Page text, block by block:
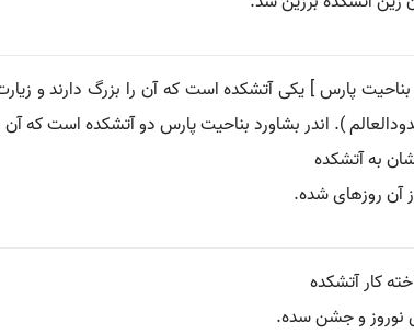
بناحیت پارس ] یکی آتشکده است که آن را بزرگ دارند و
). اندر بشاورد بناحیت پارس دو آتشکده است که
به آتشکده
آن روزهای شده.
کار آتشکده
نوروز و جشن سده.